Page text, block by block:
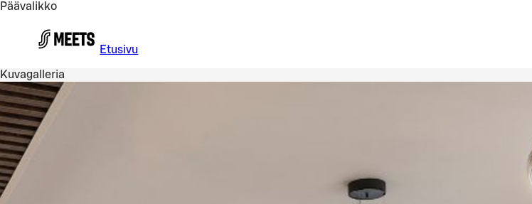
Päävalikko
Etusivu
Kuvagalleria